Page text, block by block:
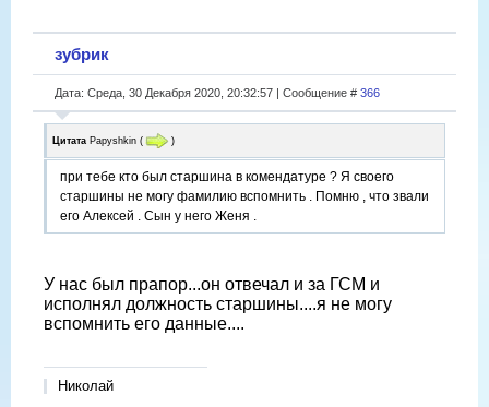
зубрик
Дата: Среда, 30 Декабря 2020, 20:32:57 | Сообщение # 366
Цитата Papyshkin ( )
при тебе кто был старшина в комендатуре ? Я своего
старшины не могу фамилию вспомнить . Помню , что звали
его Алексей . Сын у него Женя .
У нас был прапор...он отвечал и за ГСМ и
исполнял должность старшины....я не могу
вспомнить его данные....
Николай